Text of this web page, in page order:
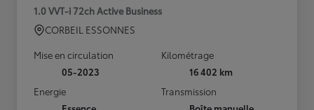
1.0 VVT-i 72ch Active Business
CORBEIL ESSONNES
Mise en circulation
05-2023
Kilométrage
16 402 km
Energie
Transmission